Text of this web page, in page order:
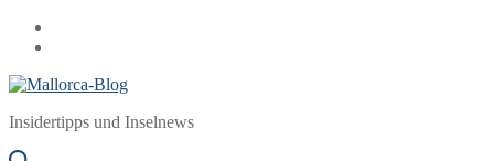
Zum
Inhalt
Menü
Schließen
Insidertipps und Inselnews